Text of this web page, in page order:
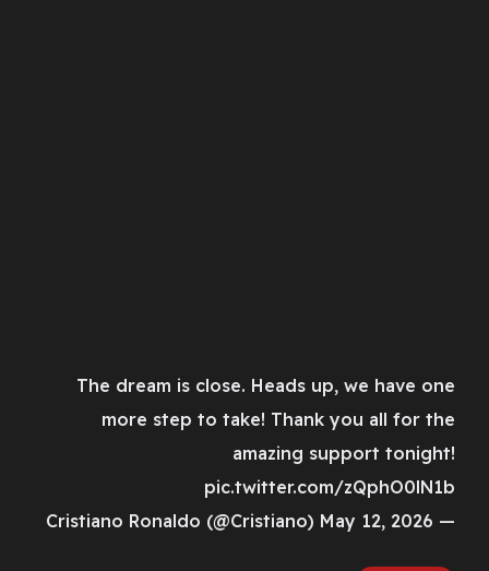
The dream is close. Heads up, we have one
more step to take! Thank you all for the
amazing support tonight!
pic.twitter.com/zQphO0lN1b
— Cristiano Ronaldo (@Cristiano) May 12, 2026